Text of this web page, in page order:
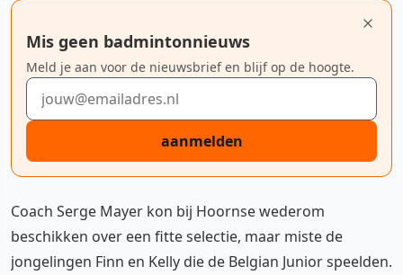
Mis geen badmintonnieuws
Meld je aan voor de nieuwsbrief en blijf op de hoogte.
E-mailadres
aanmelden
Coach Serge Mayer kon bij Hoornse wederom
beschikken over een fitte selectie, maar miste de
jongelingen Finn en Kelly die de Belgian Junior speelden.